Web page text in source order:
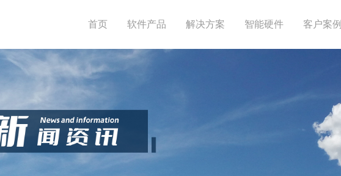
首页 软件产品 解决方案 智能硬件 客户案例